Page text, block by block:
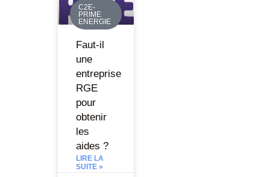
C2E-
PRIME
ENERGIE
Faut-il
une
entreprise
RGE
pour
obtenir
les
aides ?
LIRE LA
SUITE »